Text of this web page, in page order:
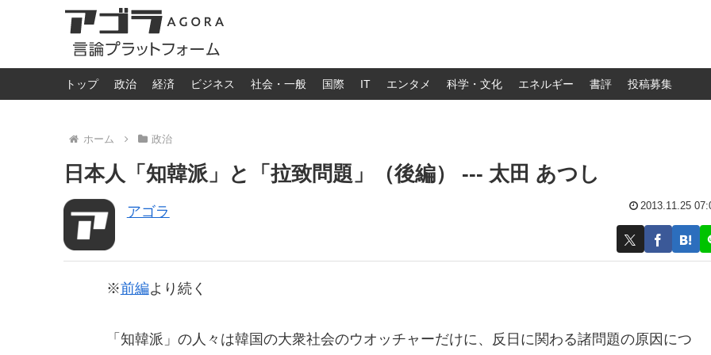
トップ 政治 経済 ビジネス 社会・一般 国際 IT エンタメ 科学・文化 エネルギー 書評 投稿募集
ホーム 政治
日本人「知韓派」と「拉致問題」（後編） --- 太田 あつし
アゴラ 2013.11.25
※前編より続く
「知韓派」の人々は韓国の大衆社会のウオッチャーだけに、反日に関わる諸問題の原因につ